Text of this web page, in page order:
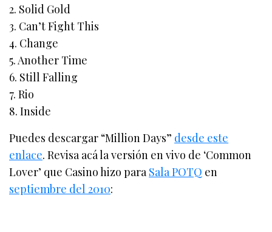
2. Solid Gold
3. Can’t Fight This
4. Change
5. Another Time
6. Still Falling
7. Rio
8. Inside
Puedes descargar “Million Days” desde este
enlace. Revisa acá la versión en vivo de ‘Common
Lover’ que Casino hizo paraSala POTQ en
septiembre del 2010: